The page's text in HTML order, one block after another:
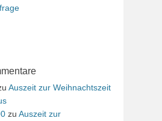
Auszeit zur Weihnachtszeit
zu Auszeit zur